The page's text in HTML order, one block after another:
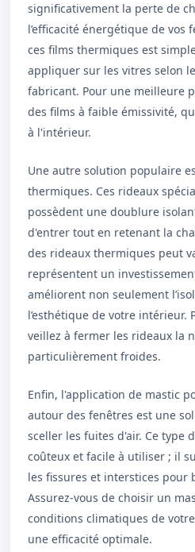
significativement la perte de
l’efficacité énergétique de vos
ces films thermiques est
appliquer sur les vitres selon
fabricant. Pour une meilleure
des films à faible émissivité,
à l'intérieur.
Une autre solution populaire
thermiques. Ces rideaux
possèdent une doublure
d'entrer tout en retenant la
des rideaux thermiques peut
représentent un
améliorent non seulement
l’esthétique de votre intérieur.
veillez à fermer les rideaux la
particulièrement froides.
Enfin, l'application de mastic
autour des fenêtres est une
sceller les fuites d'air. Ce type
coûteux et facile à utiliser ; il
les fissures et interstices pour
Assurez-vous de choisir un
conditions climatiques de
une efficacité optimale.